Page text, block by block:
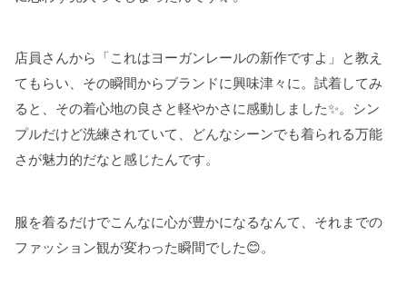
店員さんから「これはヨーガンレールの新作ですよ」と教え
てもらい、その瞬間からブランドに興味津々に。試着してみ
ると、その着心地の良さと軽やかさに感動しました✨。シン
プルだけど洗練されていて、どんなシーンでも着られる万能
さが魅力的だなと感じたんです。
服を着るだけでこんなに心が豊かになるなんて、それまでの
ファッション観が変わった瞬間でした😊。